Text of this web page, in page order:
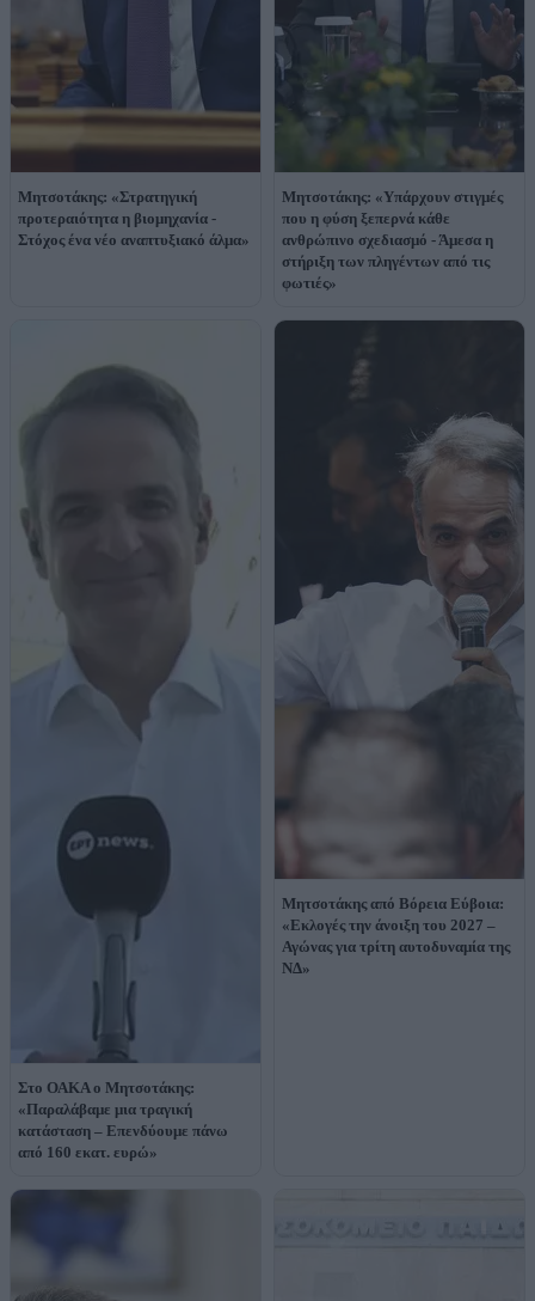
Μητσοτάκης: «Στρατηγική
προτεραιότητα η βιομηχανία -
Στόχος ένα νέο αναπτυξιακό άλμα»
Μητσοτάκης: «Υπάρχουν στιγμές
που η φύση ξεπερνά κάθε
ανθρώπινο σχεδιασμό - Άμεσα η
στήριξη των πληγέντων από τις
φωτιές»
Στο ΟΑΚΑ ο Μητσοτάκης:
«Παραλάβαμε μια τραγική
κατάσταση – Επενδύουμε πάνω
από 160 εκατ. ευρώ»
Μητσοτάκης από Βόρεια Εύβοια:
«Εκλογές την άνοιξη του 2027 –
Αγώνας για τρίτη αυτοδυναμία της
ΝΔ»